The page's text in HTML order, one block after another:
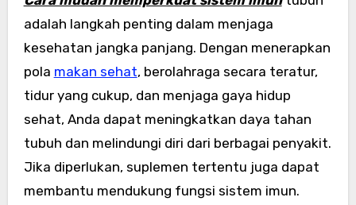
adalah langkah penting dalam menjaga
kesehatan jangka panjang. Dengan menerapkan
pola makan sehat, berolahraga secara teratur,
tidur yang cukup, dan menjaga gaya hidup
sehat, Anda dapat meningkatkan daya tahan
tubuh dan melindungi diri dari berbagai penyakit.
Jika diperlukan, suplemen tertentu juga dapat
membantu mendukung fungsi sistem imun.